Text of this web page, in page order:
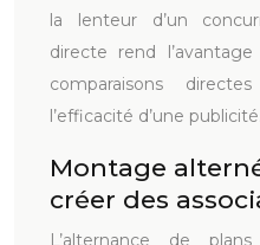
la lenteur d’un
directe rend
comparaisons
l’efficacité d’une publicité.
Montage
créer des
L’alternance de